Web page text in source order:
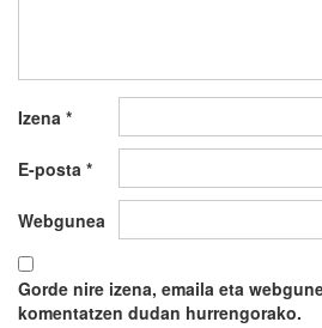
Izena *
E-posta *
Webgunea
Gorde nire izena, emaila eta
komentatzen dudan hurrengorako.